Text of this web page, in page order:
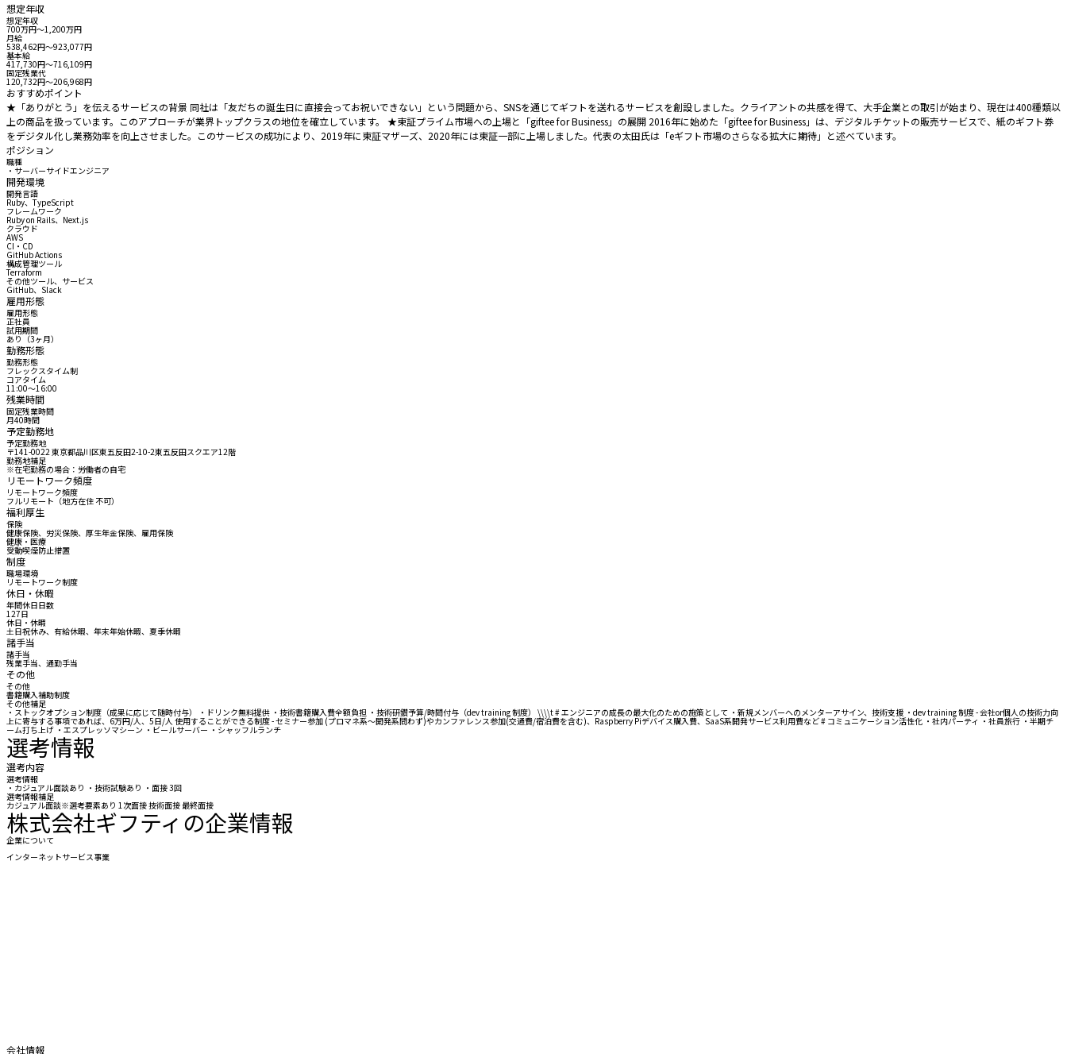
想定年収
想定年収
700万円〜1,200万円
月給
538,462円〜923,077円
基本給
417,730円〜716,109円
固定残業代
120,732円〜206,968円
おすすめポイント
★「ありがとう」を伝えるサービスの背景 同社は「友だちの誕生日に直接会ってお祝いできない」という問題から、SNSを通じてギフトを送れるサービスを創設しました。クライアントの共感を得て、大手企業との取引が始まり、現在は400種類以
上の商品を扱っています。このアプローチが業界トップクラスの地位を確立しています。 ★東証プライム市場への上場と「giftee for Business」の展開 2016年に始めた「giftee for Business」は、デジタルチケットの販売サービスで、紙のギフト券
をデジタル化し業務効率を向上させました。このサービスの成功により、2019年に東証マザーズ、2020年には東証一部に上場しました。代表の太田氏は「eギフト市場のさらなる拡大に期待」と述べています。
ポジション
職種
・サーバーサイドエンジニア
開発環境
開発言語
Ruby、TypeScript
フレームワーク
Ruby on Rails、Next.js
クラウド
AWS
CI・CD
GitHub Actions
構成管理ツール
Terraform
その他ツール、サービス
GitHub、Slack
雇用形態
雇用形態
正社員
試用期間
あり（3ヶ月）
勤務形態
勤務形態
フレックスタイム制
コアタイム
11:00〜16:00
残業時間
固定残業時間
月40時間
予定勤務地
予定勤務地
〒141-0022 東京都品川区東五反田2-10-2東五反田スクエア12階
勤務地補足
※在宅勤務の場合：労働者の自宅
リモートワーク頻度
リモートワーク頻度
フルリモート（地方在住 不可）
福利厚生
保険
健康保険、労災保険、厚生年金保険、雇用保険
健康・医療
受動喫煙防止措置
制度
職場環境
リモートワーク制度
休日・休暇
年間休日日数
127日
休日・休暇
土日祝休み、有給休暇、年末年始休暇、夏季休暇
諸手当
諸手当
残業手当、通勤手当
その他
その他
書籍購入補助制度
その他補足
・ストックオプション制度（成果に応じて随時付与） ・ドリンク無料提供 ・技術書籍購入費全額負担 ・技術研鑽予算/時間付与（dev training 制度） \\\\t # エンジニアの成長の最大化のための施策として ・新規メンバーへのメンターアサイン、技術支援 ・dev training 制度 - 会社or個人の技術力向
上に寄与する事項であれば、6万円/人、5日/人 使用することができる制度 - セミナー参加 (プロマネ系～開発系問わず)やカンファレンス参加(交通費/宿泊費を含む)、Raspberry Piデバイス購入費、SaaS系開発サービス利用費など # コミュニケーション活性化 ・社内パーティ ・社員旅行 ・半期チ
ーム打ち上げ ・エスプレッソマシーン ・ビールサーバー ・シャッフルランチ
選考情報
選考内容
選考情報
・カジュアル面談あり ・技術試験あり ・面接 3回
選考情報補足
カジュアル面談※選考要素あり 1次面接 技術面接 最終面接
株式会社ギフティの企業情報
企業について
インターネットサービス事業
会社情報